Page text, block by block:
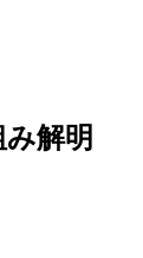
解明